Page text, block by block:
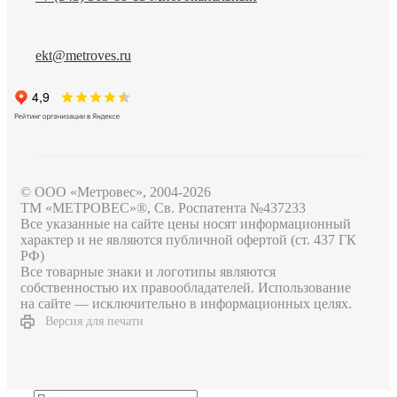
ekt@metroves.ru
© ООО «Метровес», 2004-2026
ТМ «МЕТРОВЕС»®, Св. Роспатента №4​3​7​2​3​3
Все указанные на сайте цены носят информационный
характер и не являются публичной офертой (ст. 437 ГК
РФ)
Все товарные знаки и логотипы являются
собственностью их правообладателей. Использование
на сайте — исключительно в информационных целях.
Версия для печати